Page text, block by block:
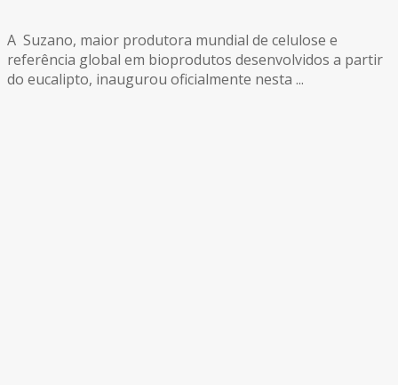
A Suzano, maior produtora mundial de celulose e
referência global em bioprodutos desenvolvidos a partir
do eucalipto, inaugurou oficialmente nesta ...